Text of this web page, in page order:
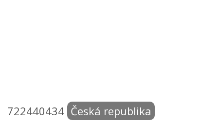
722440434 Česká republika